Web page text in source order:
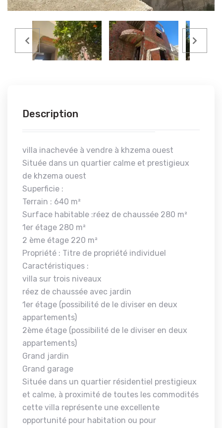
Description
villa inachevée à vendre à khzema ouest
Située dans un quartier calme et prestigieux
de khzema ouest
Superficie :
Terrain : 640 m²
Surface habitable :réez de chaussée 280 m²
1er étage 280 m²
2 ème étage 220 m²
Propriété : Titre de propriété individuel
Caractéristiques :
villa sur trois niveaux
réez de chaussée avec jardin
1er étage (possibilité de le diviser en deux
appartements)
2ème étage (possibilité de le diviser en deux
appartements)
Grand jardin
Grand garage
Située dans un quartier résidentiel prestigieux
et calme, à proximité de toutes les commodités
cette villa représente une excellente
opportunité pour habitation ou pour